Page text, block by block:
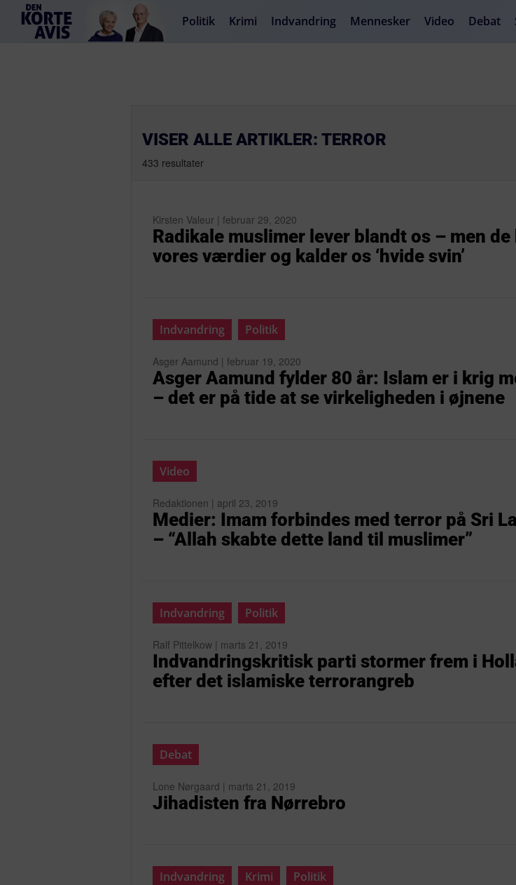
Politik Krimi Indvandring Mennesker Video Debat
VISER ALLE ARTIKLER: TERROR
433 resultater
Kirsten Valeur | februar 29, 2020
Radikale muslimer lever blandt os – men de
vores værdier og kalder os ‘hvide svin’
Indvandring Politik
Asger Aamund | februar 19, 2020
Asger Aamund fylder 80 år: Islam er i krig
– det er på tide at se virkeligheden i øjnene
Video
Redaktionen | april 23, 2019
Medier: Imam forbindes med terror på Sri
– “Allah skabte dette land til muslimer”
Indvandring Politik
Ralf Pittelkow | marts 21, 2019
Indvandringskritisk parti stormer frem i
efter det islamiske terrorangreb
Debat
Lone Nørgaard | marts 21, 2019
Jihadisten fra Nørrebro
Indvandring Krimi Politik